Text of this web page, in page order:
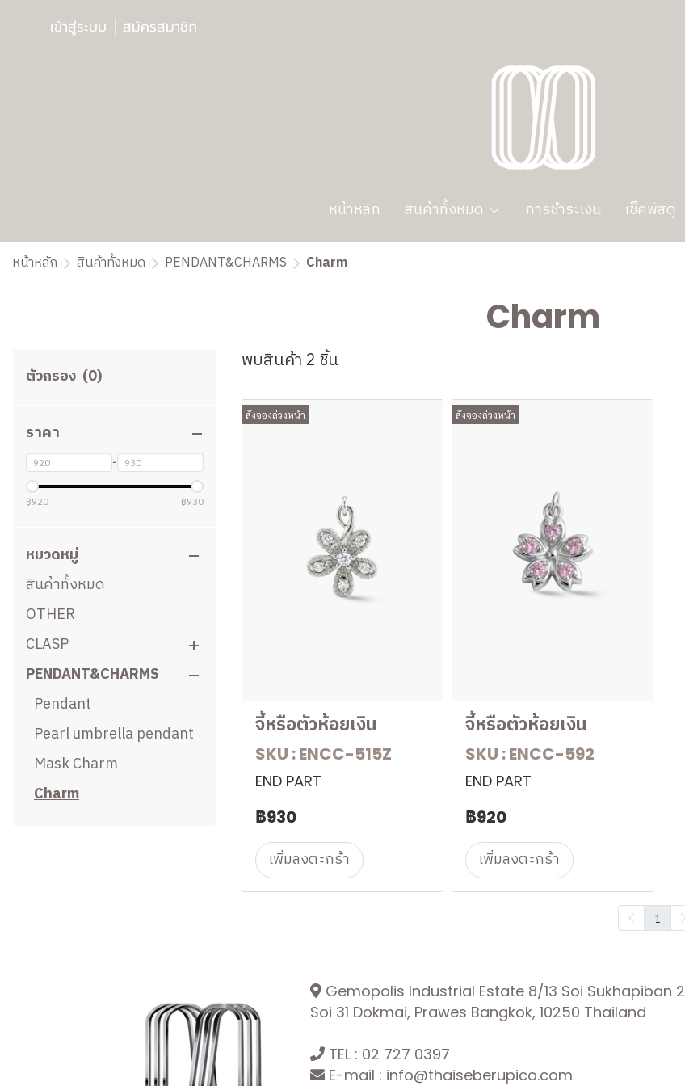
เข้าสู่ระบบ สมัครสมาชิก
หน้าหลัก สินค้าทั้งหมด การชำระเงิน เช็คพัสดุ
หน้าหลัก สินค้าทั้งหมด PENDANT&CHARMS Charm
Charm
ตัวกรอง (0)
ราคา
-
฿920 ฿930
หมวดหมู่
สินค้าทั้งหมด
OTHER
CLASP
C-Move
Clip Clasp
Clasp Ball
Egg Clasp
Shortener
PENDANT&CHARMS
Pendant
Pearl umbrella pendant
Mask Charm
Charm
พบสินค้า 2 ชิ้น
สั่งจองล่วงหน้า
จี้หรือตัวห้อยเงิน
SKU : ENCC-515Z
END PART
฿930
เพิ่มลงตะกร้า
สั่งจองล่วงหน้า
จี้หรือตัวห้อยเงิน
SKU : ENCC-592
END PART
฿920
เพิ่มลงตะกร้า
1
Gemopolis Industrial Estate 8/13 Soi Sukhapiban 2
Soi 31 Dokmai, Prawes Bangkok, 10250 Thailand
TEL : 02 727 0397
E-mail : info@thaiseberupico.com